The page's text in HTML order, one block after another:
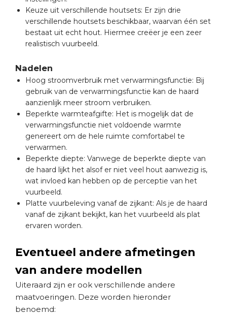
Keuze uit verschillende houtsets: Er zijn drie
verschillende houtsets beschikbaar, waarvan één set
bestaat uit echt hout. Hiermee creëer je een zeer
realistisch vuurbeeld.
Nadelen
Hoog stroomverbruik met verwarmingsfunctie: Bij
gebruik van de verwarmingsfunctie kan de haard
aanzienlijk meer stroom verbruiken.
Beperkte warmteafgifte: Het is mogelijk dat de
verwarmingsfunctie niet voldoende warmte
genereert om de hele ruimte comfortabel te
verwarmen.
Beperkte diepte: Vanwege de beperkte diepte van
de haard lijkt het alsof er niet veel hout aanwezig is,
wat invloed kan hebben op de perceptie van het
vuurbeeld.
Platte vuurbeleving vanaf de zijkant: Als je de haard
vanaf de zijkant bekijkt, kan het vuurbeeld als plat
ervaren worden.
Eventueel andere afmetingen
van andere modellen
Uiteraard zijn er ook verschillende andere
maatvoeringen. Deze worden hieronder
benoemd: